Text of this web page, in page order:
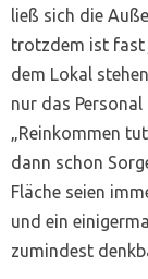
ließ sich die
trotzdem ist fast
dem Lokal
nur das
„Reinkommen
dann schon
Fläche seien
und ein
zumindest